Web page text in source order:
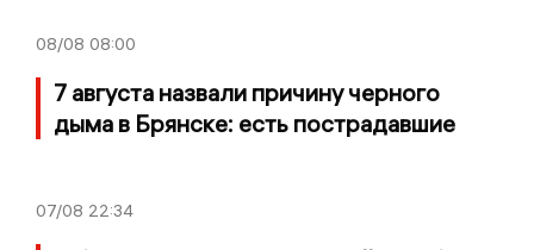
08/08 08:00
7 августа назвали причину черного
дыма в Брянске: есть пострадавшие
07/08 22:34